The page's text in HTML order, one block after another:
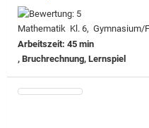
Mathematik Kl. 6, Gymnasium/
Arbeitszeit: 45 min
, Bruchrechnung, Lernspiel